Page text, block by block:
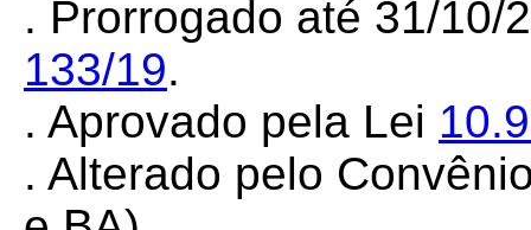
. Prorrogado até 31/10/
133/19.
. Aprovado pela Lei
. Alterado pelo